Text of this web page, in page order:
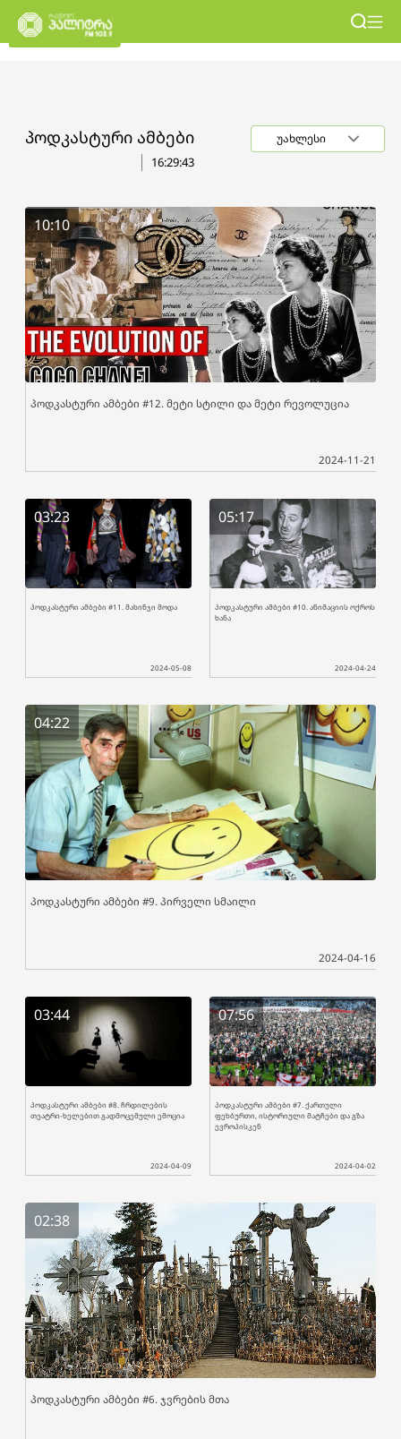
პოდკასტური ამბები
16:29:43
უახლესი
10:10
პოდკასტური ამბები #12. მეტი სტილი და მეტი რევოლუცია
2024-11-21
03:23
პოდკასტური ამბები #11. მახინჯი მოდა
2024-05-08
05:17
პოდკასტური ამბები #10. ანიმაციის ოქროს
ხანა
2024-04-24
04:22
პოდკასტური ამბები #9. პირველი სმაილი
2024-04-16
03:44
პოდკასტური ამბები #8. ჩრდილების
თეატრი-ხელებით გადმოცემული ემოცია
2024-04-09
07:56
პოდკასტური ამბები #7. ქართული
ფეხბურთი, ისტორიული მატჩები და გზა
ევროპისკენ
2024-04-02
02:38
პოდკასტური ამბები #6. ჯვრების მთა